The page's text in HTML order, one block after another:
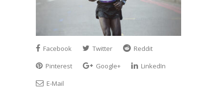
Facebook Twitter
Reddit
Pinterest
Google+
LinkedIn
E-Mail